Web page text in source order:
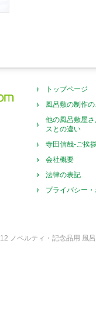
トップページ
風呂敷の制作
他の風呂敷屋
スとの違い
寺田信哉-ご挨
会社概要
法律の表記
プライバシー
ノベルティ・記念品用 風